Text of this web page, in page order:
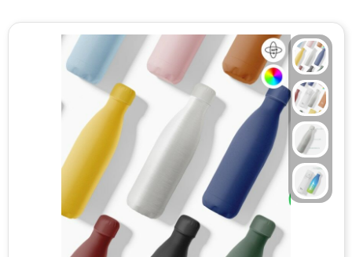
Pringles
Prixton
Prodir
Rackpack
Rebottled
Rituals